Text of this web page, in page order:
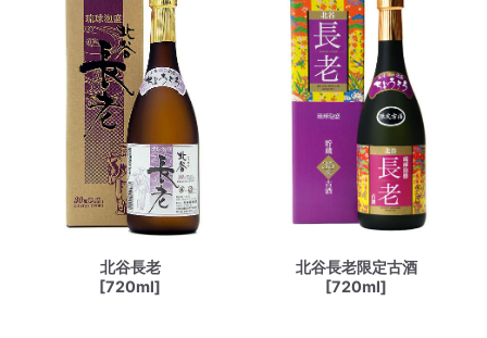
北谷長老
[720ml]
北谷長老限定古酒
[720ml]